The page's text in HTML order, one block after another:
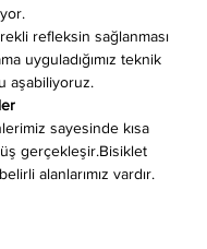
refleksin sağlanması
uyguladığımız teknik
aşabiliyoruz.
sayesinde kısa
gerçekleşir.Bisiklet
alanlarımız vardır.